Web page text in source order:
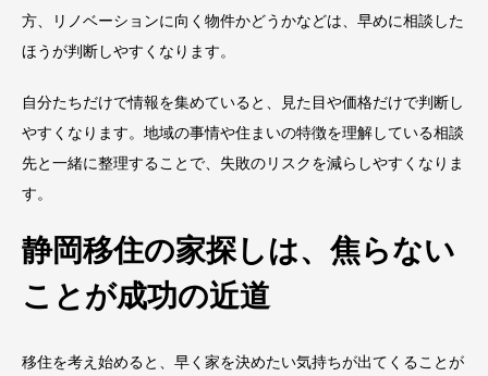
方、リノベーションに向く物件かどうかなどは、早めに相談した
ほうが判断しやすくなります。
自分たちだけで情報を集めていると、見た目や価格だけで判断し
やすくなります。地域の事情や住まいの特徴を理解している相談
先と一緒に整理することで、失敗のリスクを減らしやすくなりま
す。
静岡移住の家探しは、焦らない
ことが成功の近道
移住を考え始めると、早く家を決めたい気持ちが出てくることが